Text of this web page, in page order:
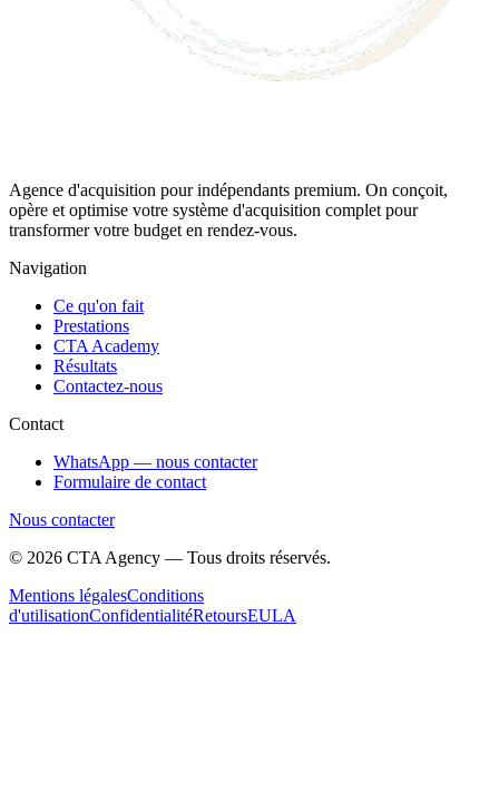
Agence d'acquisition pour indépendants premium. On conçoit,
opère et optimise votre système d'acquisition complet pour
transformer votre budget en rendez-vous.
Navigation
Ce qu'on fait
Prestations
CTA Academy
Résultats
Contactez-nous
Contact
WhatsApp — nous contacter
Formulaire de contact
Nous contacter
© 2026 CTA Agency — Tous droits réservés.
Mentions légalesConditions
d'utilisationConfidentialitéRetoursEULA